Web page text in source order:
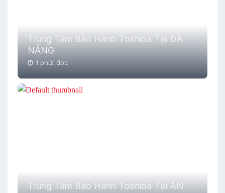
Trung Tâm Bảo Hành Toshiba Tại ĐÀ
NẴNG
1 phút đọc
Trung Tâm Bảo Hành Toshiba Tại AN